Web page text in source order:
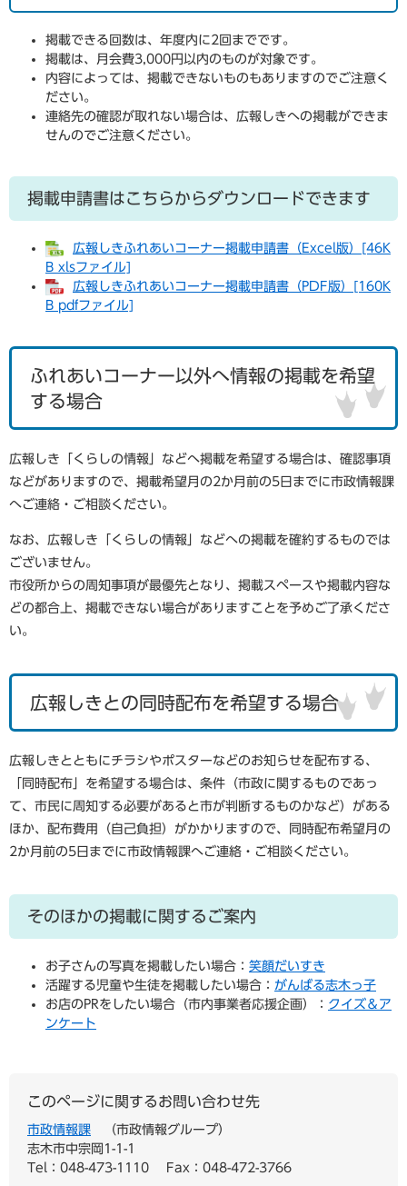
掲載できる回数は、年度内に2回までです。
掲載は、月会費3,000円以内のものが対象です。
内容によっては、掲載できないものもありますのでご注意く
ださい。
連絡先の確認が取れない場合は、広報しきへの掲載ができま
せんのでご注意ください。
掲載申請書はこちらからダウンロードできます
広報しきふれあいコーナー掲載申請書（Excel版）[46K
B xlsファイル]
広報しきふれあいコーナー掲載申請書（PDF版）[160K
B pdfファイル]
ふれあいコーナー以外へ情報の掲載を希望
する場合
広報しき「くらしの情報」などへ掲載を希望する場合は、確認事項
などがありますので、掲載希望月の2か月前の5日までに市政情報課
へご連絡・ご相談ください。
なお、広報しき「くらしの情報」などへの掲載を確約するものでは
ございません。
市役所からの周知事項が最優先となり、掲載スペースや掲載内容な
どの都合上、掲載できない場合がありますことを予めご了承くださ
い。
広報しきとの同時配布を希望する場合
広報しきとともにチラシやポスターなどのお知らせを配布する、
「同時配布」を希望する場合は、条件（市政に関するものであっ
て、市民に周知する必要があると市が判断するものかなど）がある
ほか、配布費用（自己負担）がかかりますので、同時配布希望月の
2か月前の5日までに市政情報課へご連絡・ご相談ください。
そのほかの掲載に関するご案内
お子さんの写真を掲載したい場合： 笑顔だいすき
活躍する児童や生徒を掲載したい場合： がんばる志木っ子
お店のPRをしたい場合（市内事業者応援企画）： クイズ＆ア
ンケート
このページに関するお問い合わせ先
市政情報課
市政情報グループ
志木市中宗岡1-1-1
Tel：048-473-1110
Fax：048-472-3766